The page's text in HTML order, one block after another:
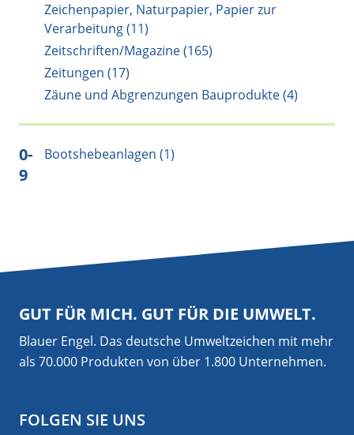
Zeichenpapier, Naturpapier, Papier zur
Verarbeitung (11)
Zeitschriften/Magazine (165)
Zeitungen (17)
Zäune und Abgrenzungen Bauprodukte (4)
0-
9
Bootshebeanlagen (1)
GUT FÜR MICH. GUT FÜR DIE UMWELT.
Blauer Engel. Das deutsche Umweltzeichen mit mehr
als 70.000 Produkten von über 1.800 Unternehmen.
FOLGEN SIE UNS